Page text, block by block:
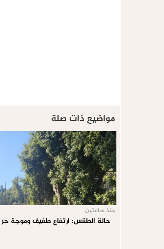
مواضيع ذات صلة
منذ ساعتين
حالة الطقس: ارتفاع طفيف وموجة حر